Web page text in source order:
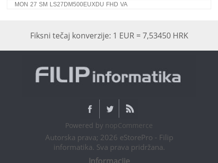
MON 27 SM LS27DM500EUXDU FHD VA
Fiksni tečaj konverzije: 1 EUR = 7,53450 HRK
Powered by nopCommerce
Autorska prava; 2026 eStorePro - Filip
informatika. Sva prava pridržana.